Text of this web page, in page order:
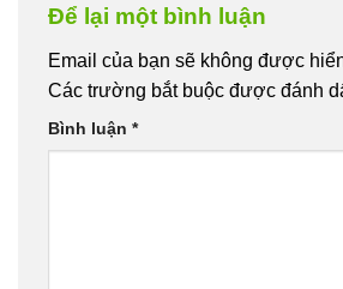
Để lại một bình luận
Email của bạn sẽ không được
Các trường bắt buộc được đánh
Bình luận *